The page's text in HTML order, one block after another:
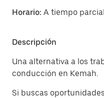
Horario: A tiempo
Descripción
Una alternativa a los
conducción en Kemah.
Si buscas